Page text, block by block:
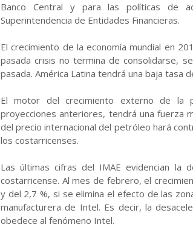
Banco Central y para las políticas de
Superintendencia de Entidades Financieras.
El crecimiento de la economía mundial en
pasada crisis no termina de consolidarse,
pasada. América Latina tendrá una baja tasa
El motor del crecimiento externo de la
proyecciones anteriores, tendrá una fuerza
del precio internacional del petróleo hará
los costarricenses.
Las últimas cifras del IMAE evidencian la
costarricense. Al mes de febrero, el
y del 2,7 %, si se elimina el efecto de las
manufacturera de Intel. Es decir, la
obedece al fenómeno Intel.